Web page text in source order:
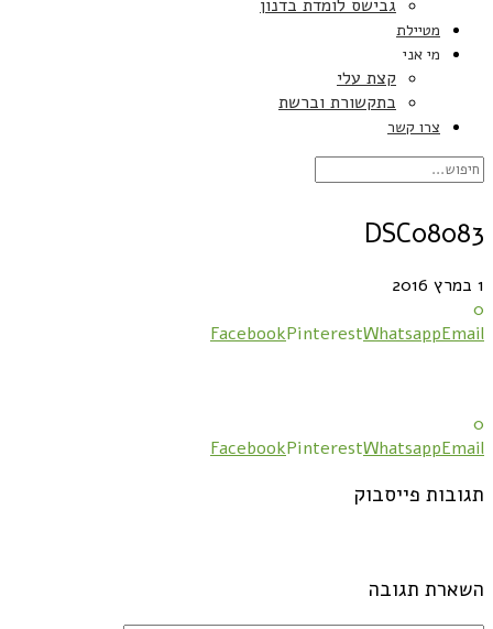
גבישס לומדת בדנון
מטיילת
מי אני
קצת עלי
בתקשורת וברשת
צרו קשר
DSC08083
1 במרץ 2016
0
FacebookPinterestWhatsappEmail
0
FacebookPinterestWhatsappEmail
תגובות פייסבוק
השארת תגובה